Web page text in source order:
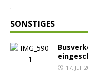
SONSTIGES
17. Juli